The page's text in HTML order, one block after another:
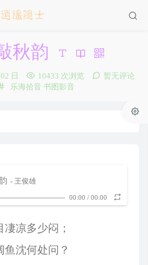
秋韵
日 10433 次浏览
暂无评论
分
乐海拾音 书图影音
- 王俊雄
00:00 / 00:00
凉多少闷；
沈何处问？